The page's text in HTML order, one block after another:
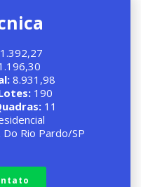
8.931,98
190
11
Do Rio Pardo/SP